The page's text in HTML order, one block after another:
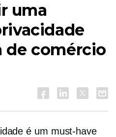
uma
de comércio
é um must-have